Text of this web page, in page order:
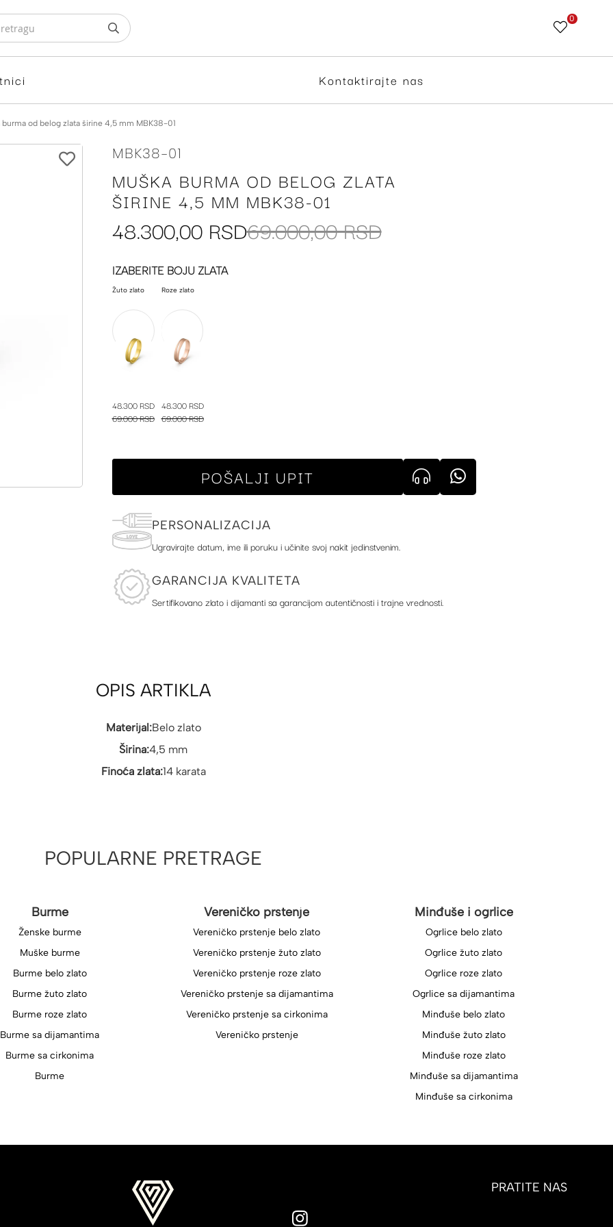
Skip
Content
0
Kontaktirajte nas
burma od belog zlata širine 4,5 mm MBK38-01
MUŠKA BURMA OD BELOG ZLATA
ŠIRINE 4,5 MM MBK38-01
MBK38-01
48.300,00 RSD69.000,00 RSD
IZABERITE BOJU ZLATA
Žuto zlato
48.300 RSD
69.000 RSD
Roze zlato
48.300 RSD
69.000 RSD
POŠALJI UPIT
PERSONALIZACIJA
Ugravirajte datum, ime ili poruku i učinite svoj nakit jedinstvenim.
GARANCIJA KVALITETA
Sertifikovano zlato i dijamanti sa garancijom autentičnosti i trajne vrednosti.
OPIS ARTIKLA
Materijal:Belo zlato
Širina:4,5 mm
Finoća zlata:14 karata
POPULARNE PRETRAGE
Burme
Ženske burme
Muške burme
Burme belo zlato
Burme žuto zlato
Burme roze zlato
Burme sa dijamantima
Burme sa cirkonima
Burme
Vereničko prstenje
Vereničko prstenje belo zlato
Vereničko prstenje žuto zlato
Vereničko prstenje roze zlato
Vereničko prstenje sa dijamantima
Vereničko prstenje sa cirkonima
Vereničko prstenje
Minđuše i ogrlice
Ogrlice belo zlato
Ogrlice žuto zlato
Ogrlice roze zlato
Ogrlice sa dijamantima
Minđuše belo zlato
Minđuše žuto zlato
Minđuše roze zlato
Minđuše sa dijamantima
Minđuše sa cirkonima
PRATITE NAS